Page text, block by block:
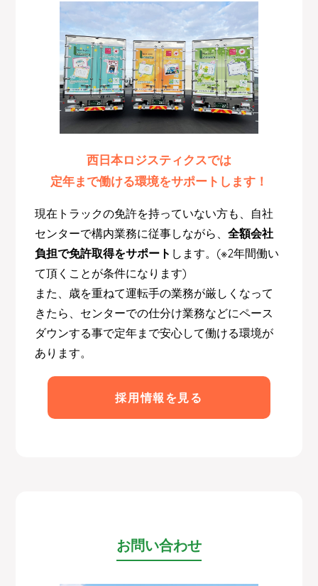
西日本ロジスティクスでは
定年まで働ける環境をサポートします！
現在トラックの免許を持っていない方も、自社
センターで構内業務に従事しながら、全額会社
負担で免許取得をサポート します。(※2年間働い
て頂くことが条件になります)
また、歳を重ねて運転手の業務が厳しくなって
きたら、センターでの仕分け業務などにペース
ダウンする事で定年まで安心して働ける環境が
あります。
採用情報を見る
お問い合わせ